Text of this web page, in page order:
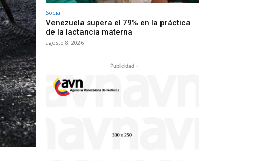
Social
Venezuela supera el 79% en la práctica
de la lactancia materna
agosto 8, 2026
- Publicidad -